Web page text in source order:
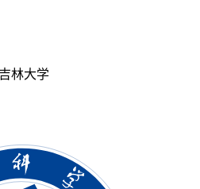
吉林大学